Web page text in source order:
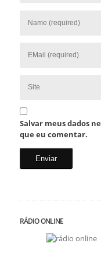
Salvar meus dados
que eu comentar.
RÁDIO ONLINE